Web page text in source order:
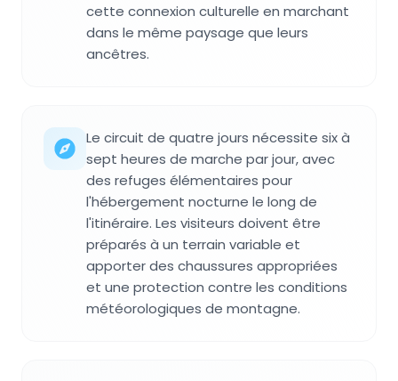
cette connexion culturelle en marchant
dans le même paysage que leurs
ancêtres.
Le circuit de quatre jours nécessite six à
sept heures de marche par jour, avec
des refuges élémentaires pour
l'hébergement nocturne le long de
l'itinéraire. Les visiteurs doivent être
préparés à un terrain variable et
apporter des chaussures appropriées
et une protection contre les conditions
météorologiques de montagne.